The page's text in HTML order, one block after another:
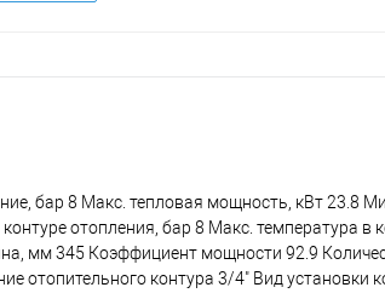
бар 8 Макс. тепловая мощность, кВт 23.8
отопления, бар 8 Макс. температура в
мм 345 Коэффициент мощности 92.9
отопительного контура 3/4" Вид установки